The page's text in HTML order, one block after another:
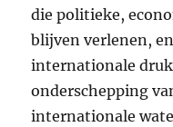
die politieke,
blijven verlenen,
internationale druk
onderschepping
internationale